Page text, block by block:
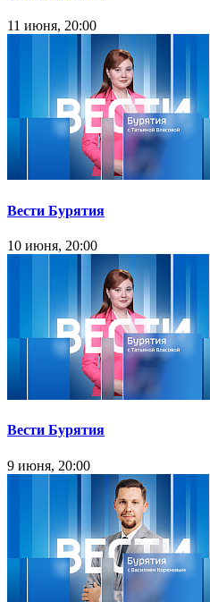
11 июня, 20:00
Вести Бурятия
10 июня, 20:00
Вести Бурятия
9 июня, 20:00